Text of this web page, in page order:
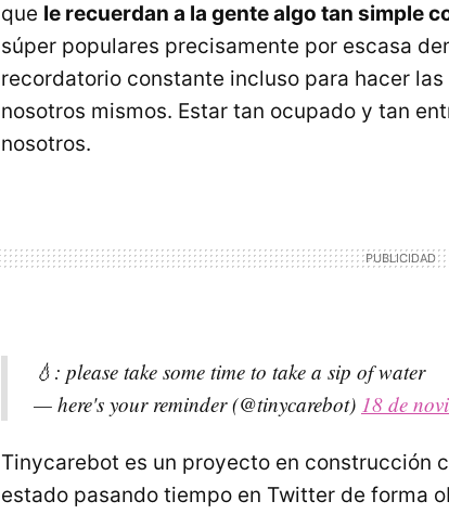
que le recuerdan a la gente algo tan simple
súper populares precisamente por escasa
recordatorio constante incluso para hacer
nosotros mismos. Estar tan ocupado y tan
nosotros.
💧: please take some time to take a sip of water
— here's your reminder (@tinycarebot) 18 de
Tinycarebot es un proyecto en construcción
estado pasando tiempo en Twitter de forma